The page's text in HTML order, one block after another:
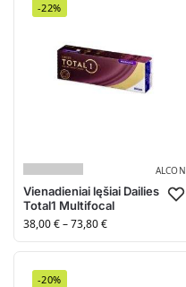
-22%
ALCON
Vienadieniai lęšiai Dailies
Total1 Multifocal
38,00€–73,80€
-20%